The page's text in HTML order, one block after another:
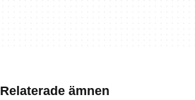
Relaterade ämnen